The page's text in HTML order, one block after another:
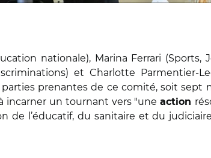
nationale), Marina Ferrari (Sports,
et Charlotte Parmentier-
prenantes de ce comité, soit sept
incarner un tournant vers "uneaction
de l’éducatif, du sanitaire et du